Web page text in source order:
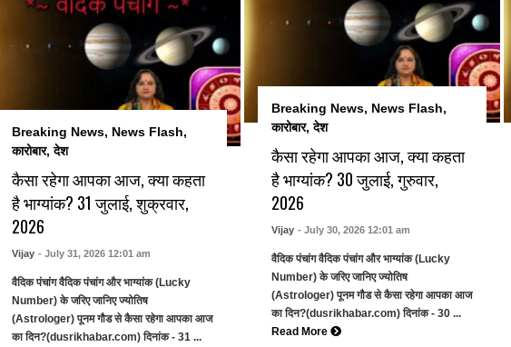
Breaking News, News Flash,
कारोबार,देश
कैसा रहेगा आपका आज, क्या कहता
है भाग्यांक? 31 जुलाई, शुक्रवार,
2026
Vijay - July 31, 2026 12:01 am
वैदिक पंचांग वैदिक पंचांग और भाग्यांक (Lucky
Number) के जरिए जानिए ज्योतिष
(Astrologer) पूनम गौड से कैसा रहेगा आपका आज
का दिन?(dusrikhabar.com) दिनांक - 31 ...
Breaking News, News Flash,
कारोबार,देश
कैसा रहेगा आपका आज, क्या कहता
है भाग्यांक? 30 जुलाई, गुरुवार,
2026
Vijay - July 30, 2026 12:01 am
वैदिक पंचांग वैदिक पंचांग और भाग्यांक (Lucky
Number) के जरिए जानिए ज्योतिष
(Astrologer) पूनम गौड से कैसा रहेगा आपका आज
का दिन?(dusrikhabar.com) दिनांक - 30 ...
Read More